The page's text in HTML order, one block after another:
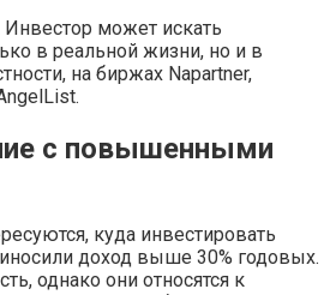
Инвестор может искать
в реальной жизни, но и в
на биржах Napartner,
с повышенными
куда инвестировать
доход выше 30% годовых.
однако они относятся к